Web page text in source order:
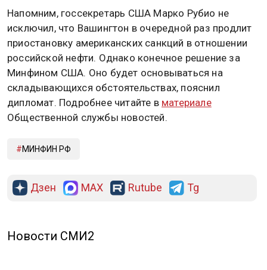
Напомним, госсекретарь США Марко Рубио не
исключил, что Вашингтон в очередной раз продлит
приостановку американских санкций в отношении
российской нефти. Однако конечное решение за
Минфином США. Оно будет основываться на
складывающихся обстоятельствах, пояснил
дипломат. Подробнее читайте в материале
Общественной службы новостей.
МИНФИН РФ
Дзен MAX Rutube Tg
Новости СМИ2